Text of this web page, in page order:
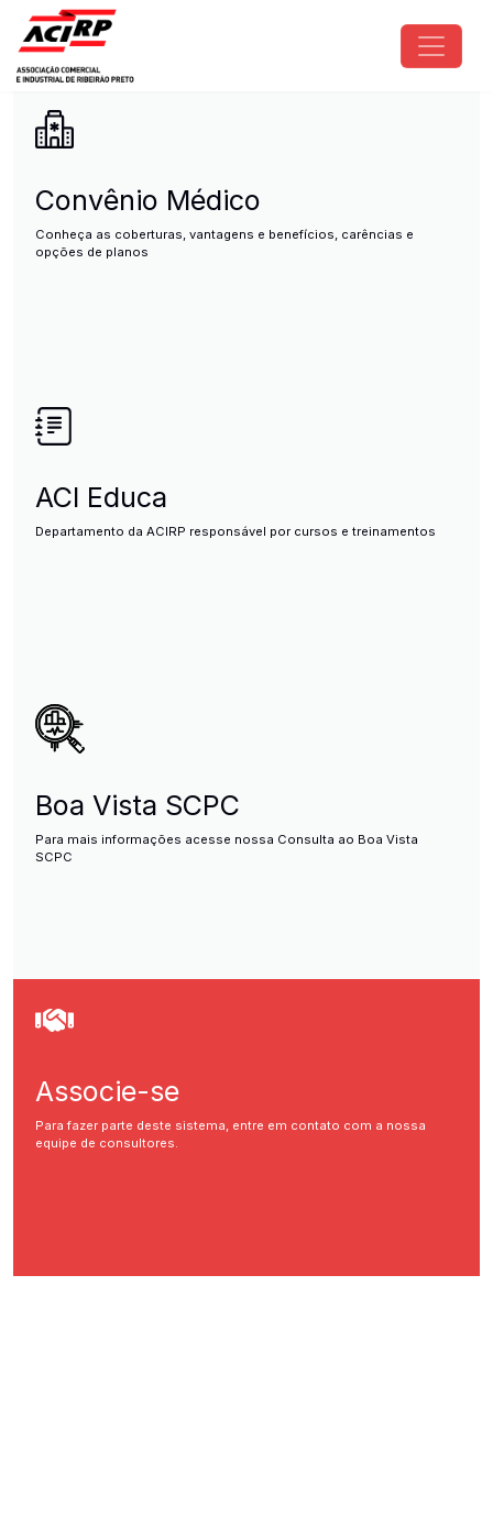
Pular para o conteúdo principal
ACIRP - Associação Comercial
Convênio Médico
Conheça as coberturas, vantagens e benefícios, carências e
opções de planos
ACI Educa
Departamento da ACIRP responsável por cursos e treinamentos
Boa Vista SCPC
Para mais informações acesse nossa Consulta ao Boa Vista
SCPC
Associe-se
Para fazer parte deste sistema, entre em contato com a nossa
equipe de consultores.